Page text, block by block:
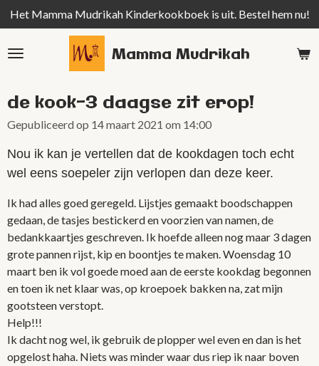
Ga
direct
naar
Mamma Mudrikah
Het Mamma Mudrikah Kinderkookboek is uit. Bestel hem nu!
de kook-3 daagse zit erop!
Gepubliceerd op 14 maart 2021 om 14:00
Nou ik kan je vertellen dat de kookdagen toch echt
wel eens soepeler zijn verlopen dan deze keer.
Ik had alles goed geregeld. Lijstjes gemaakt boodschappen
gedaan, de tasjes bestickerd en voorzien van namen, de
bedankkaartjes geschreven. Ik hoefde alleen nog maar 3 dagen
grote pannen rijst, kip en boontjes te maken. Woensdag 10
maart ben ik vol goede moed aan de eerste kookdag begonnen
en toen ik net klaar was, op kroepoek bakken na, zat mijn
gootsteen verstopt.
Help!!!
Ik dacht nog wel, ik gebruik de plopper wel even en dan is het
opgelost haha. Niets was minder waar dus riep ik naar boven